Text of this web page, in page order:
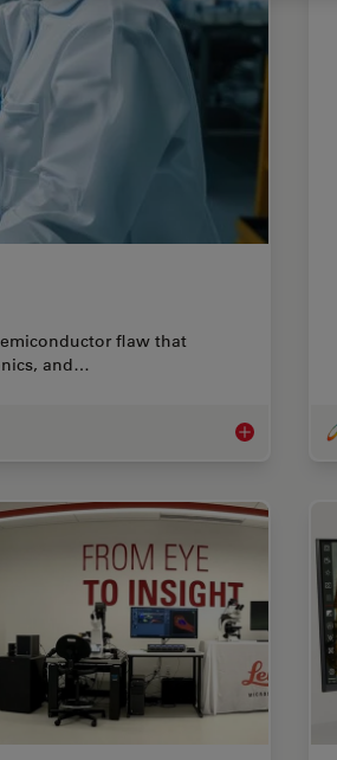
flaw that
and…
Quality